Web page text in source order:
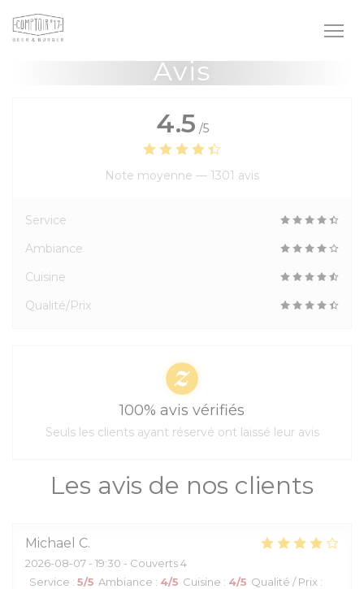
Personnalisation de vos choix en matière de cookies
Avis
Les avis de nos clients
Michael C
2026-08-07 - 19:30 - Couverts 4
Service : 5/5 Ambiance : 4/5 Cuisine : 4/5 Qualité / Prix :
4.5 /5
Note moyenne — 1301 avis
Service
Ambiance
Cuisine
Qualité/Prix
100% avis vérifiés
Seuls les clients ayant réservé ont laissé leur avis